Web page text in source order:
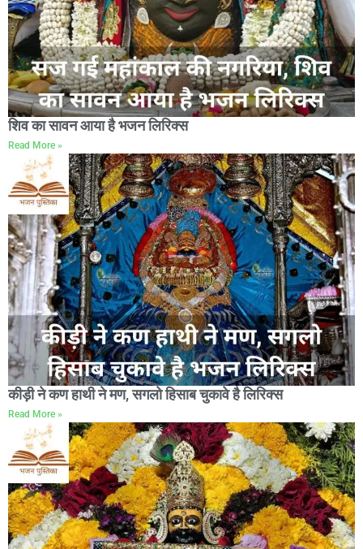
शिव का सावन आया है भजन लिरिक्स
Read More »
कीड़ी ने कण हाथी ने मण, सगलो हिसाब चुकावे है लिरिक्स
Read More »